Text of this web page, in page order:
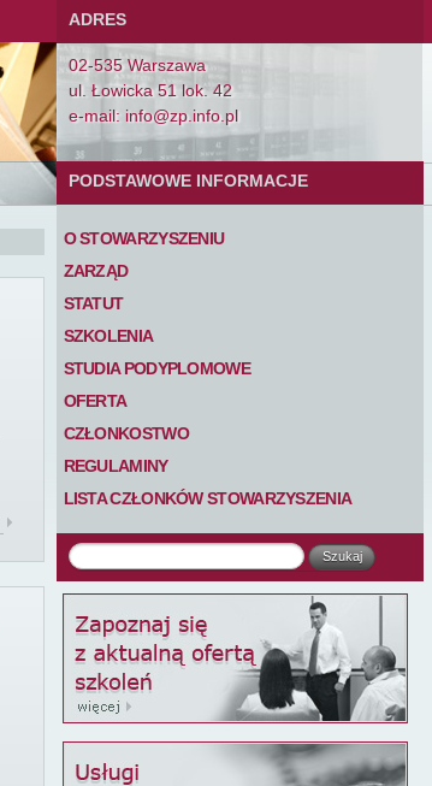
ADRES
02-535 Warszawa
ul. Łowicka 51 lok. 42
e-mail: info@zp.info.pl
PODSTAWOWE INFORMACJE
O STOWARZYSZENIU
ZARZĄD
STATUT
SZKOLENIA
STUDIA PODYPLOMOWE
OFERTA
CZŁONKOSTWO
REGULAMINY
LISTA CZŁONKÓW STOWARZYSZENIA